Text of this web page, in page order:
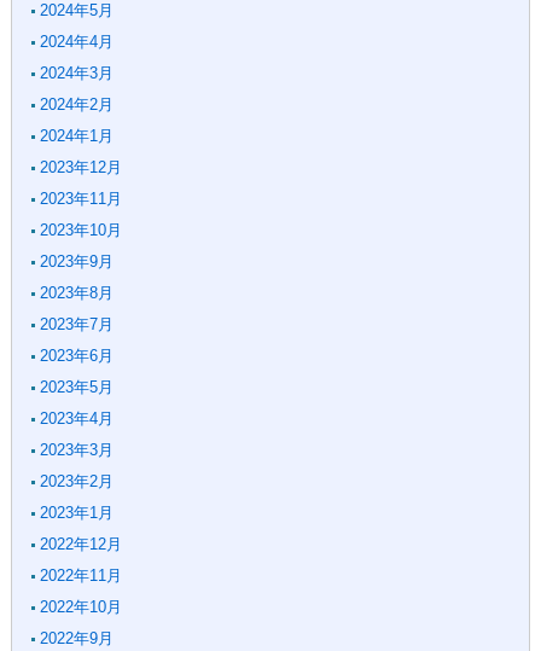
2024年5月
2024年4月
2024年3月
2024年2月
2024年1月
2023年12月
2023年11月
2023年10月
2023年9月
2023年8月
2023年7月
2023年6月
2023年5月
2023年4月
2023年3月
2023年2月
2023年1月
2022年12月
2022年11月
2022年10月
2022年9月